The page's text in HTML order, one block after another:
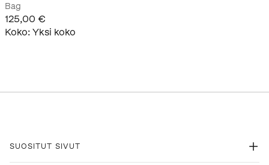
Bag
125,00 €
Koko: Yksi koko
SUOSITUT SIVUT